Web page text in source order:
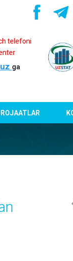
telefoni
ga